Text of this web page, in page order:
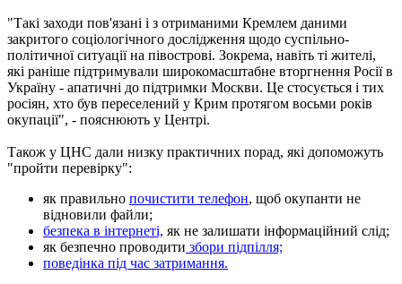
"Такі заходи пов'язані і з отриманими Кремлем даними
закритого соціологічного дослідження щодо суспільно-
політичної ситуації на півострові. Зокрема, навіть ті жителі,
які раніше підтримували широкомасштабне вторгнення Росії в
Україну - апатичні до підтримки Москви. Це стосується і тих
росіян, хто був переселений у Крим протягом восьми років
окупації", - пояснюють у Центрі.
Також у ЦНС дали низку практичних порад, які допоможуть
"пройти перевірку":
як правильно почистити телефон, щоб окупанти не
відновили файли;
безпека в інтернеті, як не залишати інформаційний слід;
як безпечно проводити збори підпілля;
поведінка під час затримання.